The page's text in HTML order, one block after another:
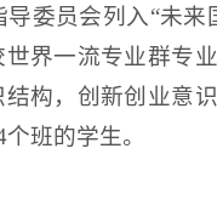
委员会列入“未
界一流专业群专
构，创新创业意
班的学生。